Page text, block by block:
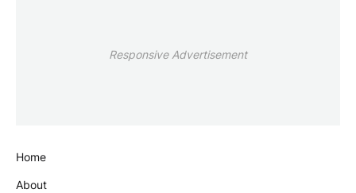
Responsive Advertisement
Home
About